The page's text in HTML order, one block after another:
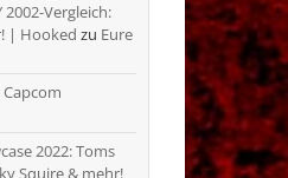
2002-Vergleich:
| Hooked zu Eure
Capcom
2022: Toms
Squire & mehr!